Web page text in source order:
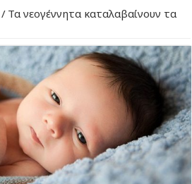
/ Τα νεογέννητα καταλαβαίνουν τα